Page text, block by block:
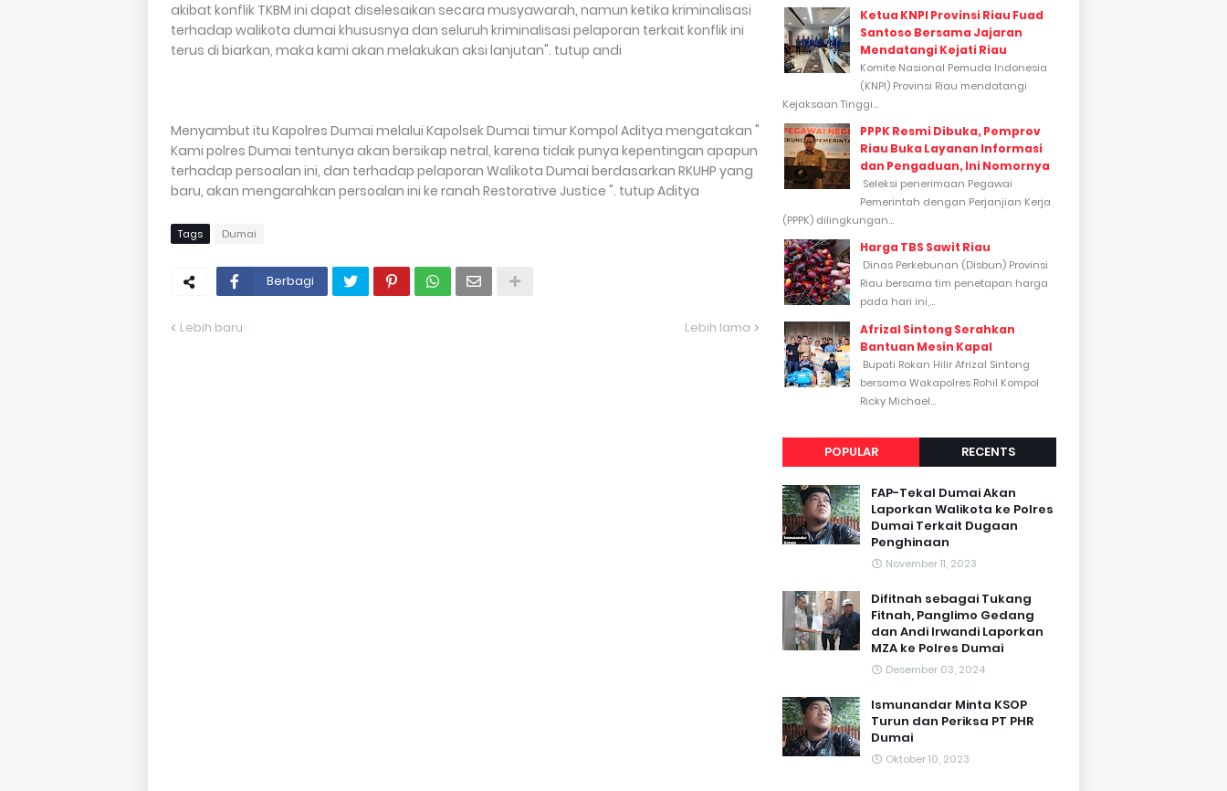
akibat konflik TKBM ini dapat diselesaikan secara musyawarah, namun ketika kriminalisasi
terhadap walikota dumai khususnya dan seluruh kriminalisasi pelaporan terkait konflik ini
terus di biarkan, maka kami akan melakukan aksi lanjutan". tutup andi
Menyambut itu Kapolres Dumai melalui Kapolsek Dumai timur Kompol Aditya mengatakan "
Kami polres Dumai tentunya akan bersikap netral, karena tidak punya kepentingan apapun
terhadap persoalan ini, dan terhadap pelaporan Walikota Dumai berdasarkan RKUHP yang
baru, akan mengarahkan persoalan ini ke ranah Restorative Justice ". tutup Aditya
Tags Dumai
Berbagi
Lebih baru Lebih lama
Ketua KNPI Provinsi Riau Fuad
Santoso Bersama Jajaran
Mendatangi Kejati Riau
Komite Nasional Pemuda Indonesia
(KNPI) Provinsi Riau mendatangi
Kejaksaan Tinggi...
PPPK Resmi Dibuka, Pemprov
Riau Buka Layanan Informasi
dan Pengaduan, Ini Nomornya
Seleksi penerimaan Pegawai
Pemerintah dengan Perjanjian Kerja
(PPPK) dilingkungan...
Harga TBS Sawit Riau
Dinas Perkebunan (Disbun) Provinsi
Riau bersama tim penetapan harga
pada hari ini,...
Afrizal Sintong Serahkan
Bantuan Mesin Kapal
Bupati Rokan Hilir Afrizal Sintong
bersama Wakapolres Rohil Kompol
Ricky Michael...
POPULAR RECENTS
FAP-Tekal Dumai Akan
Laporkan Walikota ke Polres
Dumai Terkait Dugaan
Penghinaan
November 11, 2023
Difitnah sebagai Tukang
Fitnah, Panglimo Gedang
dan Andi Irwandi Laporkan
MZA ke Polres Dumai
Desember 03, 2024
Ismunandar Minta KSOP
Turun dan Periksa PT PHR
Dumai
Oktober 10, 2023